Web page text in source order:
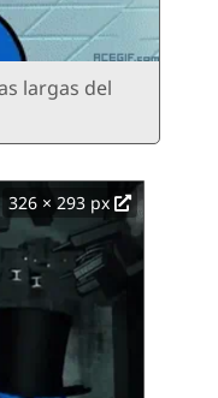
largas del
326 × 293 px